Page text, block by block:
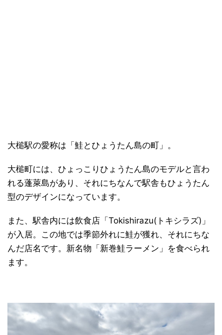
大槌駅の愛称は「鮭とひょうたん島の町」。
大槌町には、ひょっこりひょうたん島のモデルと言わ
れる蓬萊島があり、それにちなんで駅舎もひょうたん
型のデザインになっています。
また、駅舎内には飲食店「Tokishirazu(トキシラズ)」
が入居。この地では季節外れに鮭が獲れ、それにちな
んだ店名です。新名物「新巻鮭ラーメン」を食べられ
ます。